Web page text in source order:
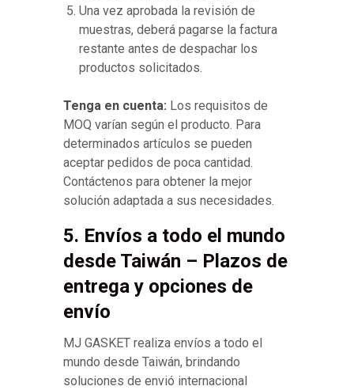
Una vez aprobada la revisión de
muestras, deberá pagarse la factura
restante antes de despachar los
productos solicitados.
Tenga en cuenta: Los requisitos de
MOQ varían según el producto. Para
determinados artículos se pueden
aceptar pedidos de poca cantidad.
Contáctenos para obtener la mejor
solución adaptada a sus necesidades.
5. Envíos a todo el mundo
desde Taiwán – Plazos de
entrega y opciones de
envío
MJ GASKET realiza envíos a todo el
mundo desde Taiwán, brindando
soluciones de envió internacional